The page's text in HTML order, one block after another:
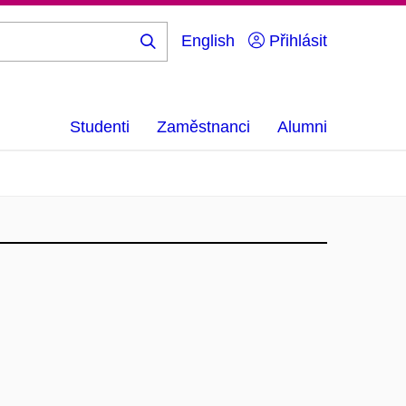
English Přihlásit
Studenti Zaměstnanci Alumni